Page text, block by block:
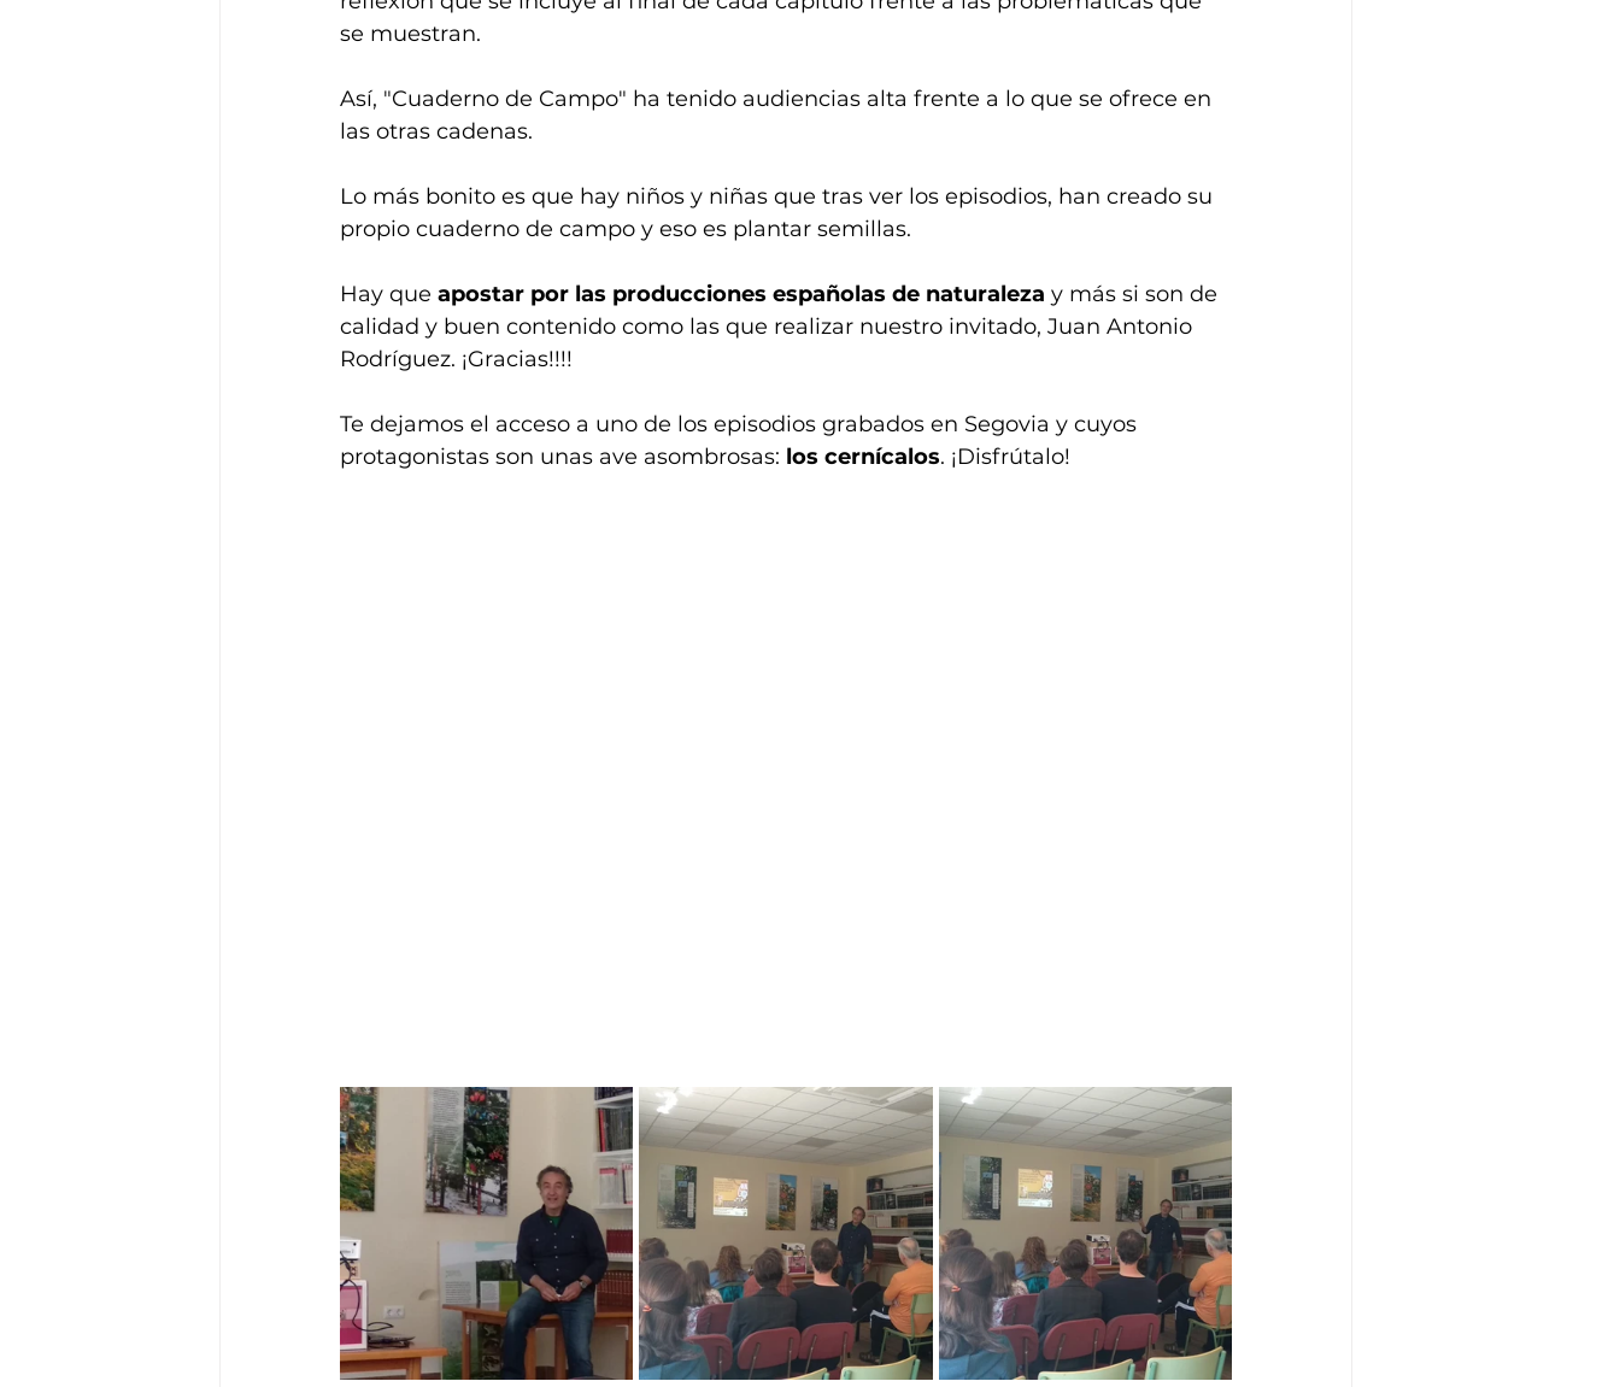
se muestran.
Así, "Cuaderno de Campo" ha tenido audiencias alta frente a lo que se ofrece en
las otras cadenas.
Lo más bonito es que hay niños y niñas que tras ver los episodios, han creado su
propio cuaderno de campo y eso es plantar semillas.
Hay que apostar por las producciones españolas de naturaleza y más si son de
calidad y buen contenido como las que realizar nuestro invitado, Juan Antonio
Rodríguez. ¡Gracias!!!!
Te dejamos el acceso a uno de los episodios grabados en Segovia y cuyos
protagonistas son unas ave asombrosas: los cernícalos. ¡Disfrútalo!